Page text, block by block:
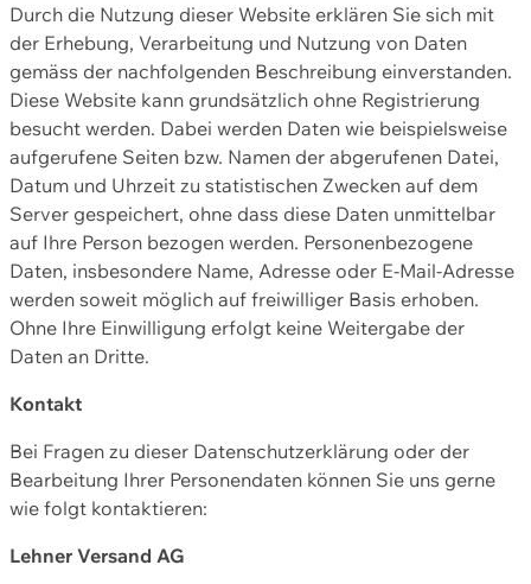
Durch die Nutzung dieser Website erklären Sie sich mit
der Erhebung, Verarbeitung und Nutzung von Daten
gemäss der nachfolgenden Beschreibung einverstanden.
Diese Website kann grundsätzlich ohne Registrierung
besucht werden. Dabei werden Daten wie beispielsweise
aufgerufene Seiten bzw. Namen der abgerufenen Datei,
Datum und Uhrzeit zu statistischen Zwecken auf dem
Server gespeichert, ohne dass diese Daten unmittelbar
auf Ihre Person bezogen werden. Personenbezogene
Daten, insbesondere Name, Adresse oder E-Mail-Adresse
werden soweit möglich auf freiwilliger Basis erhoben.
Ohne Ihre Einwilligung erfolgt keine Weitergabe der
Daten an Dritte.
Kontakt
Bei Fragen zu dieser Datenschutzerklärung oder der
Bearbeitung Ihrer Personendaten können Sie uns gerne
wie folgt kontaktieren:
Lehner Versand AG